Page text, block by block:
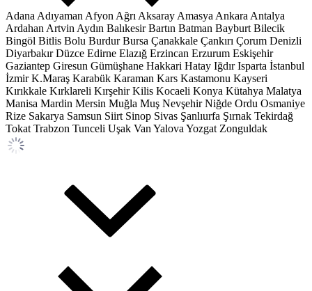
Adana Adıyaman Afyon Ağrı Aksaray Amasya Ankara Antalya
Ardahan Artvin Aydın Balıkesir Bartın Batman Bayburt Bilecik
Bingöl Bitlis Bolu Burdur Bursa Çanakkale Çankırı Çorum Denizli
Diyarbakır Düzce Edirne Elazığ Erzincan Erzurum Eskişehir
Gaziantep Giresun Gümüşhane Hakkari Hatay Iğdır Isparta İstanbul
İzmir K.Maraş Karabük Karaman Kars Kastamonu Kayseri
Kırıkkale Kırklareli Kırşehir Kilis Kocaeli Konya Kütahya Malatya
Manisa Mardin Mersin Muğla Muş Nevşehir Niğde Ordu Osmaniye
Rize Sakarya Samsun Siirt Sinop Sivas Şanlıurfa Şırnak Tekirdağ
Tokat Trabzon Tunceli Uşak Van Yalova Yozgat Zonguldak